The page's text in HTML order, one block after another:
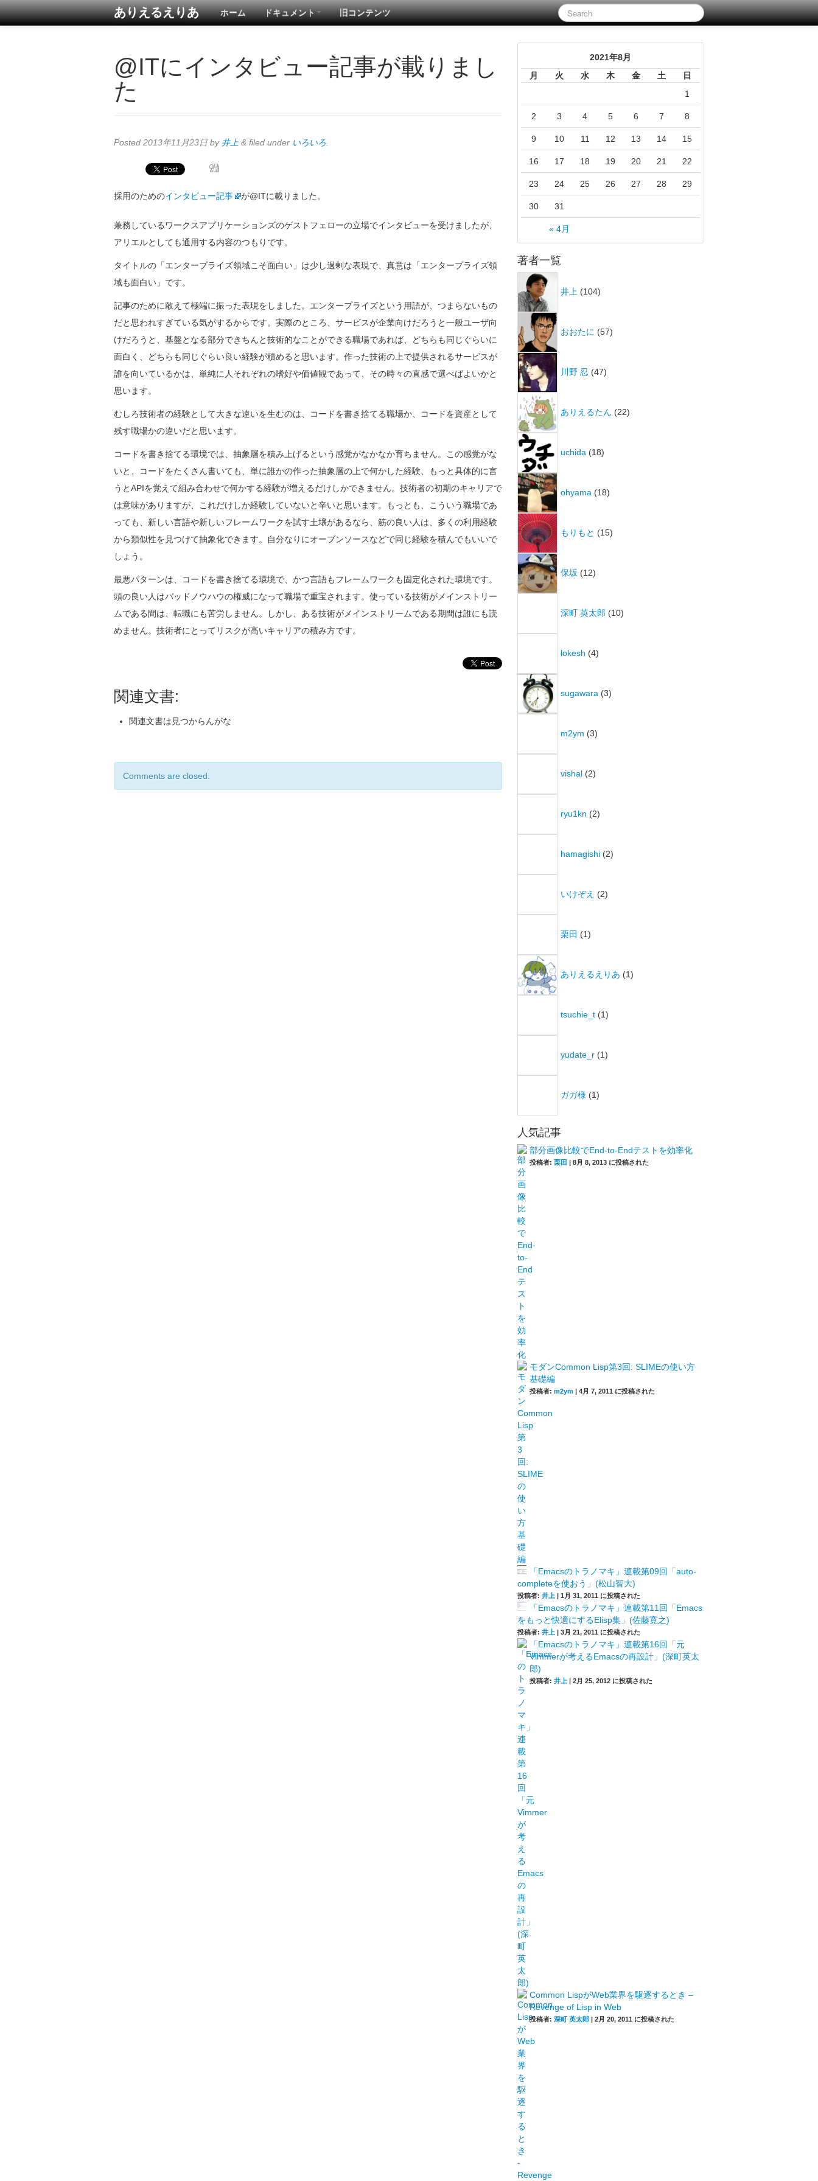
ありえるえりあ ホーム ドキュメント 旧コンテンツ
@ITにインタビュー記事が載りまし
た
Posted 2013年11月23日 by 井上 & filed under いろいろ
採用のためのインタビュー記事 が@ITに載りました。
兼務しているワークスアプリケーションズのゲストフェローの立場でインタビューを受けましたが、
アリエルとしても通用する内容のつもりです。
タイトルの「エンタープライズ領域こそ面白い」は少し過剰な表現で、真意は「エンタープライズ領
域も面白い」です。
記事のために敢えて極端に振った表現をしました。エンタープライズという用語が、つまらないもの
だと思われすぎている気がするからです。実際のところ、サービスが企業向けだろうと一般ユーザ向
けだろうと、基盤となる部分できちんと技術的なことができる職場であれば、どちらも同じぐらいに
面白く、どちらも同じぐらい良い経験が積めると思います。作った技術の上で提供されるサービスが
誰を向いているかは、単純に人それぞれの嗜好や価値観であって、その時々の直感で選べばよいかと
思います。
むしろ技術者の経験として大きな違いを生むのは、コードを書き捨てる職場か、コードを資産として
残す職場かの違いだと思います。
コードを書き捨てる環境では、抽象層を積み上げるという感覚がなかなか育ちません。この感覚がな
いと、コードをたくさん書いても、単に誰かの作った抽象層の上で何かした経験、もっと具体的に言
うとAPIを覚えて組み合わせで何かする経験が増えるだけしかできません。技術者の初期のキャリアで
は意味がありますが、これだけしか経験していないと辛いと思います。もっとも、こういう職場であ
っても、新しい言語や新しいフレームワークを試す土壌があるなら、筋の良い人は、多くの利用経験
から類似性を見つけて抽象化できます。自分なりにオープンソースなどで同じ経験を積んでもいいで
しょう。
最悪パターンは、コードを書き捨てる環境で、かつ言語もフレームワークも固定化された環境です。
頭の良い人はバッドノウハウの権威になって職場で重宝されます。使っている技術がメインストリー
ムである間は、転職にも苦労しません。しかし、ある技術がメインストリームである期間は誰にも読
めません。技術者にとってリスクが高いキャリアの積み方です。
関連文書:
関連文書は見つからんがな
Comments are closed.
2021年8月
月
火 水 木 金 土 日
« 4月
1
2 3 4 5 6 7 8
9 10 11 12 13 14 15
16 17 18 19 20 21 22
23 24 25 26 27 28 29
30 31
著者一覧
井上 (104)
おおたに (57)
川野 忍 (47)
ありえるたん (22)
uchida (18)
ohyama (18)
もりもと (15)
保坂 (12)
深町 英太郎 (10)
lokesh (4)
sugawara (3)
m2ym (3)
vishal (2)
ryu1kn (2)
hamagishi (2)
いけぞえ (2)
栗田 (1)
ありえるえりあ (1)
tsuchie_t (1)
yudate_r (1)
ガガ様 (1)
人気記事
部分画像比較でEnd-to-Endテストを効率化
投稿者:栗田 |8月 8, 2013 に投稿された
モダンCommon Lisp第3回: SLIMEの使い方
基礎編
投稿者:m2ym |4月 7, 2011 に投稿された
「Emacsのトラノマキ」連載第09回「auto-
completeを使おう」(松山智大)
投稿者:井上 |1月 31, 2011 に投稿された
「Emacsのトラノマキ」連載第11回「Emacs
をもっと快適にするElisp集」(佐藤寛之)
投稿者:井上 |3月 21, 2011 に投稿された
「Emacsのトラノマキ」連載第16回「元
Vimmerが考えるEmacsの再設計」(深町英太
郎)
投稿者:井上 |2月 25, 2012 に投稿された
Common LispがWeb業界を駆逐するとき –
Revenge of Lisp in Web
投稿者:深町 英太郎 |2月 20, 2011 に投稿された